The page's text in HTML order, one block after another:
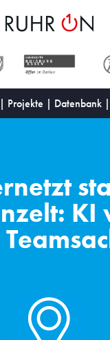
Projekte | Datenbank |
KI